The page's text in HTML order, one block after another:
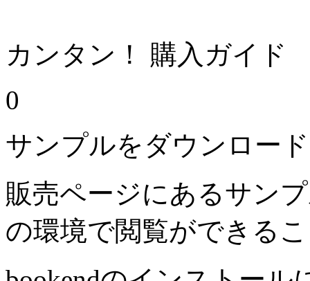
カンタン！ 購入ガイド
0
サンプルをダウンロー
販売ページにあるサン
の環境で閲覧ができる